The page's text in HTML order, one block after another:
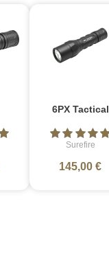
6PX Tactical
Surefire
145,00 €